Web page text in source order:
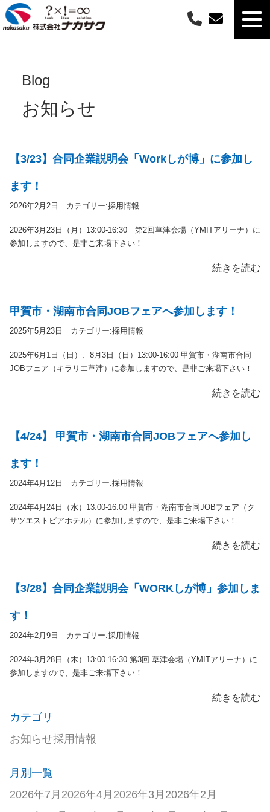
Blog
お知らせ
カテゴリ
お知らせ採用情報
月別一覧
2026年7月 2026年4月 2026年3月 2026年2月
【3/23】合同企業説明会「Workしが博」に参加し
ます！
2026年2月2日 カテゴリー:採用情報
2026年3月23日（月）13:00-16:30 第2回草津会場（YMITアリーナ）に
参加しますので、是非ご来場下さい！
続きを読む
甲賀市・湖南市合同JOBフェアへ参加します！
2025年5月23日 カテゴリー:採用情報
2025年6月1日（日）、8月3日（日）13:00-16:00 甲賀市・湖南市合同
JOBフェア（キラリエ草津）に参加しますので、是非ご来場下さい！
続きを読む
【4/24】 甲賀市・湖南市合同JOBフェアへ参加し
ます！
2024年4月12日 カテゴリー:採用情報
2024年4月24日（水）13:00-16:00 甲賀市・湖南市合同JOBフェア（ク
サツエストピアホテル）に参加しますので、是非ご来場下さい！
続きを読む
【3/28】合同企業説明会「WORKしが博」参加しま
す！
2024年2月9日 カテゴリー:採用情報
2024年3月28日（木）13:00-16:30 第3回 草津会場（YMITアリーナ）に
参加しますので、是非ご来場下さい！
続きを読む